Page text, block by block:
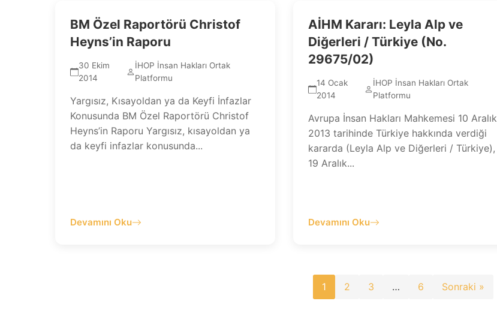
BM Özel Raportörü Christof
Heyns’in Raporu
30 Ekim
2014
İHOP İnsan Hakları Ortak
Platformu
Yargısız, Kısayoldan ya da Keyfi İnfazlar
Konusunda BM Özel Raportörü Christof
Heyns’in Raporu Yargısız, kısayoldan ya
da keyfi infazlar konusunda...
Devamını Oku
AİHM Kararı: Leyla Alp ve
Diğerleri / Türkiye (No.
29675/02)
14 Ocak
2014
İHOP İnsan Hakları Ortak
Platformu
Avrupa İnsan Hakları Mahkemesi 10 Aralık
2013 tarihinde Türkiye hakkında verdiği
kararda (Leyla Alp ve Diğerleri / Türkiye),
19 Aralık...
Devamını Oku
Yazı
1 2 3 … 6 Sonraki »